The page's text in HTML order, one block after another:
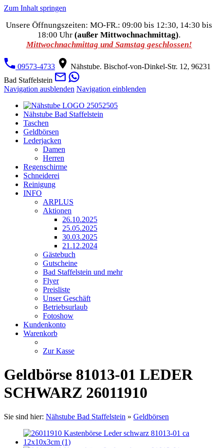
Zum Inhalt springen
Unsere Öffnungszeiten: MO-FR.: 09:00 bis 12:30, 14:30 bis
18:00 Uhr (außer Mittwochnachmittag).
Mittwochnachmittag und Samstag geschlossen!
09573-4733
Nähstube. Bischof-von-Dinkel-Str. 12, 96231
Bad Staffelstein
Navigation ausblenden Navigation einblenden
Nähstube Bad Staffelstein
Taschen
Geldbörsen
Lederjacken
Damen
Herren
Regenschirme
Schneiderei
Reinigung
INFO
ARPLUS
Aktionen
26.10.2025
25.05.2025
30.03.2025
21.12.2024
Gästebuch
Gutscheine
Bad Staffelstein und mehr
Flyer
Preisliste
Unser Geschäft
Betriebsurlaub
Fotoshow
Kundenkonto
Warenkorb
Zur Kasse
Geldbörse 81013-01 LEDER
SCHWARZ 26011910
Sie sind hier: Nähstube Bad Staffelstein » Geldbörsen